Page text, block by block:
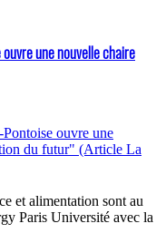
une nouvelle chaire
et alimentation sont au
Paris Université avec la